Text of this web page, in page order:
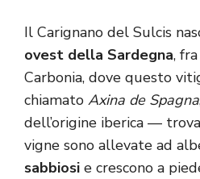
Il Carignano del Sulcis
ovest della Sardegna,
Carbonia, dove questo
chiamato Axina de Spagna
dell’origine iberica —
vigne sono allevate ad
sabbiosi e crescono a